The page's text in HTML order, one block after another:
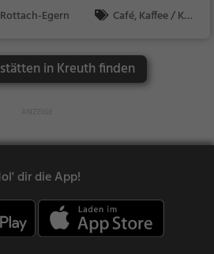
Rottach-Egern
Café, Kaffee / Kuc
ke, Gebäck / Teigwar
en
in Kreuth finden
dir die App!